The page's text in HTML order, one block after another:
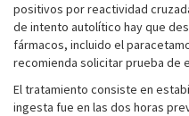
positivos por reactividad
de intento autolítico hay que
fármacos, incluido el
recomienda solicitar prueba de
El tratamiento consiste en
ingesta fue en las dos horas